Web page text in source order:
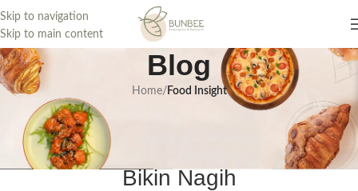
Skip to navigation
Skip to main content
Blog
Home/ Food Insight
Aneka Slice Cake: Pilihan Dessert
Manis yang Praktis dan Selalu
Bikin Nagih